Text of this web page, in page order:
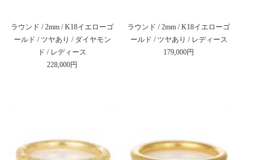
ラウンド / 2mm / K18イエローゴ
ールド / ツヤあり / ダイヤモン
ド / レディース
228,000円
ラウンド / 2mm / K18イエローゴ
ールド / ツヤあり / レディース
179,000円